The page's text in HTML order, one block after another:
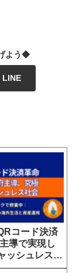
よう◆
LINE
コード決済
導で実現し
ッシュレス社